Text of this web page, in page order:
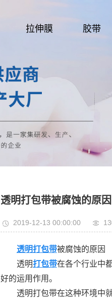
拉伸膜 胶带
透明打包带被腐蚀的原因
2019-12-13 00:00:00
透明打包带被腐蚀的原因
透明打包带在各个行业中
好的运用作用。
透明打包带在这种环境中就